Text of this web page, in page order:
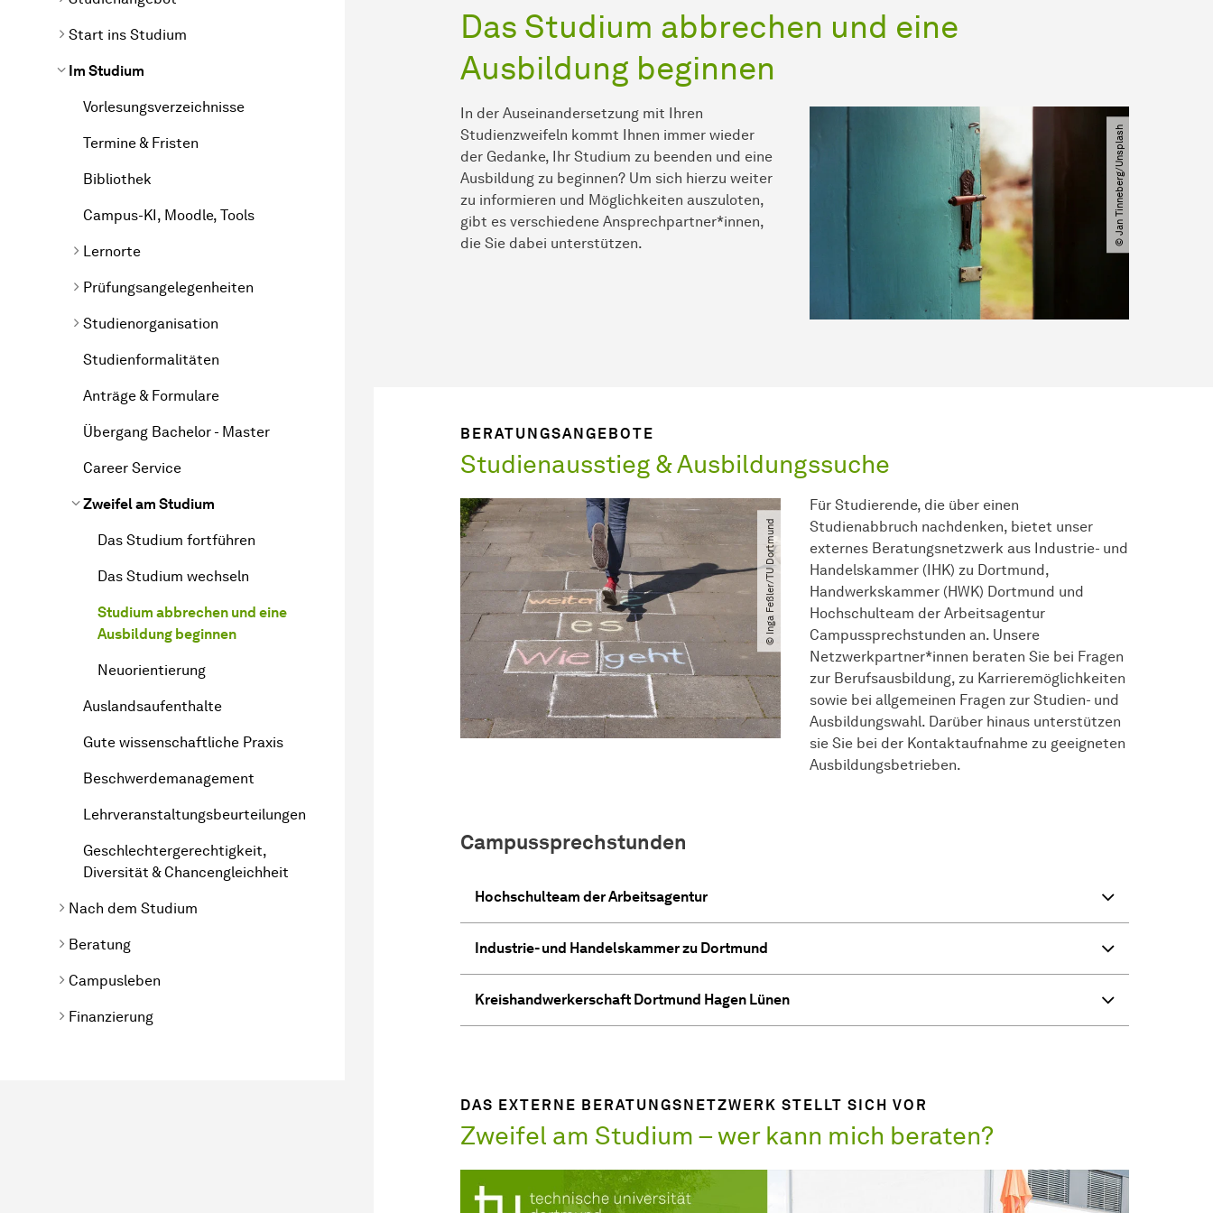
Start ins Studium
Im Studium
Vorlesungsverzeichnisse
Termine & Fristen
Bibliothek
Campus-KI, Moodle, Tools
Lernorte
Prüfungsangelegenheiten
Studienorganisation
Studienformalitäten
Anträge & Formulare
Übergang Bachelor - Master
Career Service
Zweifel am Studium
Das Studium fortführen
Das Studium wechseln
Studium abbrechen und eine
Ausbildung beginnen
Neuorientierung
Auslandsaufenthalte
Gute wissenschaftliche Praxis
Beschwerdemanagement
Lehrveranstaltungsbeurteilungen
Geschlechtergerechtigkeit,
Diversität & Chancengleichheit
Nach dem Studium
Beratung
Campusleben
Finanzierung
Das Studium abbrechen und eine
Ausbildung beginnen
In der Auseinandersetzung mit Ihren
Studienzweifeln kommt Ihnen immer wieder
der Gedanke, Ihr Studium zu beenden und eine
Ausbildung zu beginnen? Um sich hierzu weiter
zu informieren und Möglichkeiten auszuloten,
gibt es verschiedene Ansprechpartner*innen,
die Sie dabei unterstützen.
© Jan Tinneberg​/​Unsplash
BERATUNGSANGEBOTE
Studienausstieg & Ausbildungssuche
© Inga Feßler​/​TU Dortmund
Für Studierende, die über einen
Studienabbruch nachdenken, bietet unser
externes Beratungsnetzwerk aus Industrie- und
Handelskammer (IHK) zu Dortmund,
Handwerkskammer (HWK) Dortmund und
Hochschulteam der Arbeitsagentur
Campussprechstunden an. Unsere
Netzwerkpartner*innen beraten Sie bei Fragen
zur Berufsausbildung, zu Karrieremöglichkeiten
sowie bei allgemeinen Fragen zur Studien- und
Ausbildungswahl. Darüber hinaus unterstützen
sie Sie bei der Kontaktaufnahme zu geeigneten
Ausbildungsbetrieben.
Campussprechstunden
Hochschulteam der Arbeitsagentur
Industrie- und Handelskammer zu Dortmund
Kreishandwerkerschaft Dortmund Hagen Lünen
DAS EXTERNE BERATUNGSNETZWERK STELLT SICH VOR
Zweifel am Studium – wer kann mich beraten?